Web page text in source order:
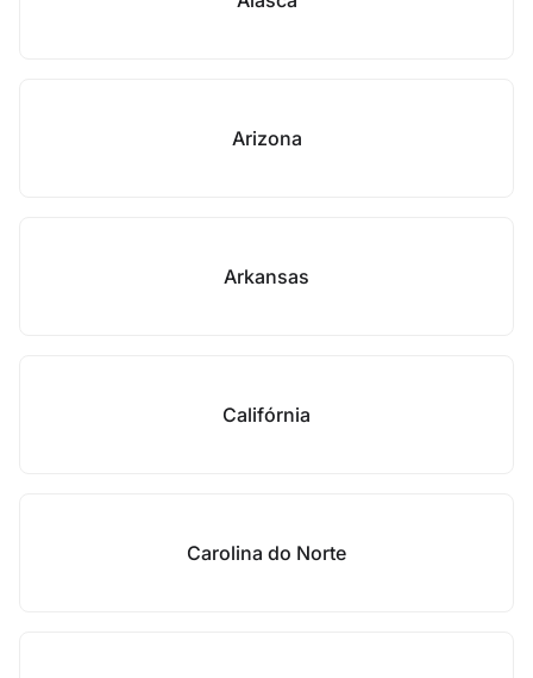
Arizona
Arkansas
Califórnia
Carolina do Norte